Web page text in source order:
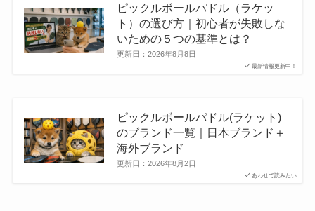
最新情報更新中！
ピックルボールパドル（ラケッ
ト）の選び方｜初心者が失敗しな
いための５つの基準とは？
更新日： 2026年8月8日
あわせて読みたい
ピックルボールパドル(ラケット)
のブランド一覧｜日本ブランド＋
海外ブランド
更新日： 2026年8月2日